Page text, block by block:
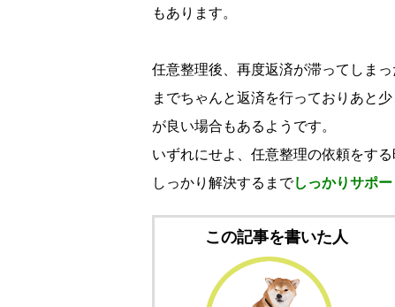
もあります。
任意整理後、再度返済が滞ってしまっ
までちゃんと返済を行っておりあと
が良い場合もあるようです。
いずれにせよ、任意整理の依頼をす
しっかり解決するまでしっかりサポー
この記事を書いた人